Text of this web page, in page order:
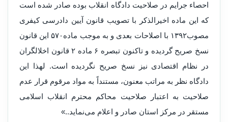
احصاء جرایم در صلاحیت دادگاه انقلاب بوده صادر شده است
که این ماده اخیرالذکر با تصویب قانون آیین دادرسی کیفری
مصوب۱۳۹۲ با اصلاحات بعدی و به موجب ماده۵۷۰ این قانون
نسخ صریح گردیده و تاکنون تبصره ۶ ماده ۲ قانون اخلالگران
در نظام اقتصادی نیز نسخ صریح نگردیده است. لهذا این
دادگاه نظر به مراتب معنون، مستنداً به مواد مرقوم قرار عدم
صلاحیت به اعتبار صلاحیت محاکم محترم انقلاب اسلامی
مستقر در مرکز استان صادر و اعلام می‌نماید..»